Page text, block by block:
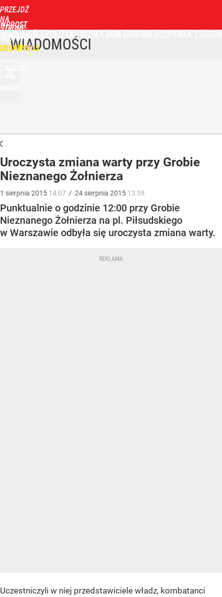
PRZEJDŹ
NA
STRONĘ
GŁÓWNĄ
WPROST
POLITYKA
WIADOMOŚCI
Uroczysta zmiana warty przy Grobie
Nieznanego Żołnierza
1 sierpnia 2015 14:07 / 24 sierpnia 2015 13:58
Punktualnie o godzinie 12:00 przy Grobie
Nieznanego Żołnierza na pl. Piłsudskiego
w Warszawie odbyła się uroczysta zmiana warty.
Uczestniczyli w niej przedstawiciele władz, kombatanci